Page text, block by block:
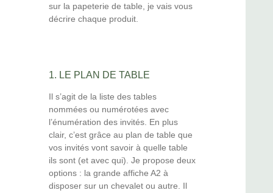
sur la papeterie de table, je vais vous
décrire chaque produit.
1. LE PLAN DE TABLE
Il s’agit de la liste des tables
nommées ou numérotées avec
l’énumération des invités. En plus
clair, c’est grâce au plan de table que
vos invités vont savoir à quelle table
ils sont (et avec qui). Je propose deux
options : la grande affiche A2 à
disposer sur un chevalet ou autre. Il